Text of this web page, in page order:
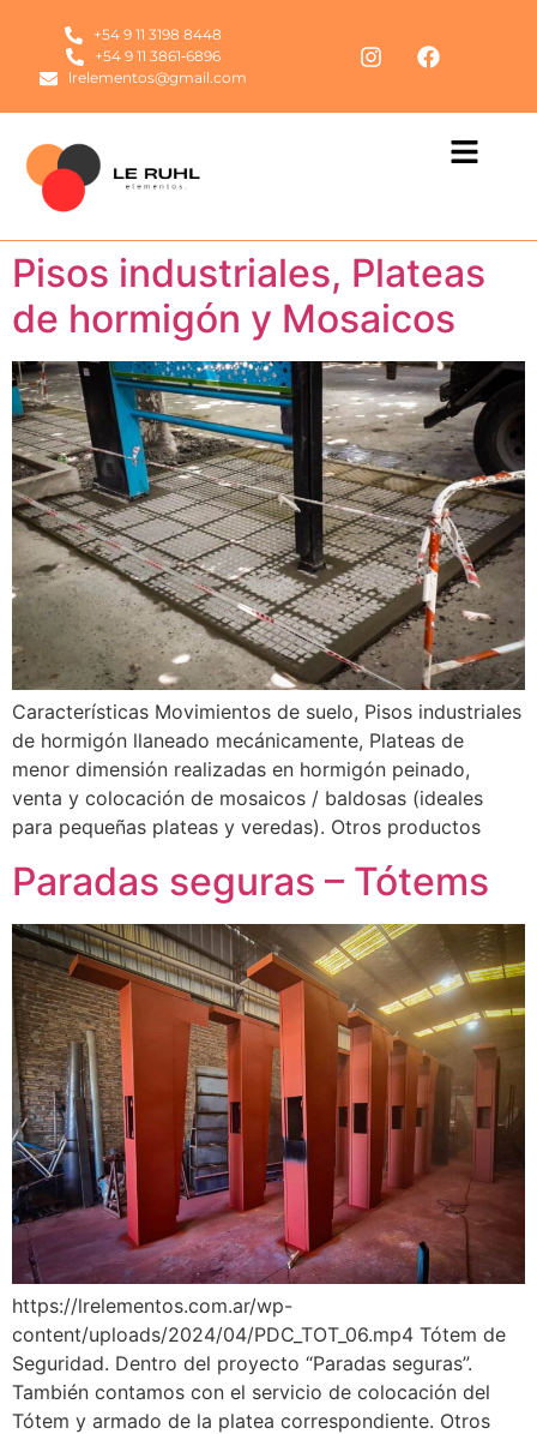
+54 9 11 3198 8448
‪+54 9 11 3861‑6896‬
lrelementos@gmail.com
Pisos industriales, Plateas
de hormigón y Mosaicos
Características Movimientos de suelo, Pisos industriales
de hormigón llaneado mecánicamente, Plateas de
menor dimensión realizadas en hormigón peinado,
venta y colocación de mosaicos / baldosas (ideales
para pequeñas plateas y veredas). Otros productos
Paradas seguras – Tótems
https://lrelementos.com.ar/wp-
content/uploads/2024/04/PDC_TOT_06.mp4 Tótem de
Seguridad. Dentro del proyecto “Paradas seguras”.
También contamos con el servicio de colocación del
Tótem y armado de la platea correspondiente. Otros